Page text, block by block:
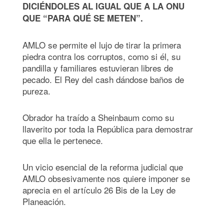
DICIÉNDOLES AL IGUAL QUE A LA ONU
QUE “PARA QUÉ SE METEN”.
AMLO se permite el lujo de tirar la primera
piedra contra los corruptos, como si él, su
pandilla y familiares estuvieran libres de
pecado. El Rey del cash dándose baños de
pureza.
Obrador ha traído a Sheinbaum como su
llaverito por toda la República para demostrar
que ella le pertenece.
Un vicio esencial de la reforma judicial que
AMLO obsesivamente nos quiere imponer se
aprecia en el artículo 26 Bis de la Ley de
Planeación.